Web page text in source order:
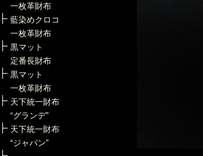
一枚革財布
藍染めクロコ
一枚革財布
黒マット
定番長財布
黒マット
一枚革財布
天下統一財布
“グランデ”
天下統一財布
“ジャパン”